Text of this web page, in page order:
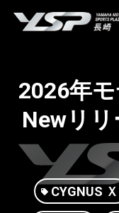
2026年
Newリ
CYGNUS Ｘ